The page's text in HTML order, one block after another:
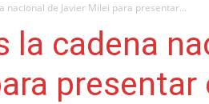
nacional de Javier Milei para presentar...
la cadena
presentar